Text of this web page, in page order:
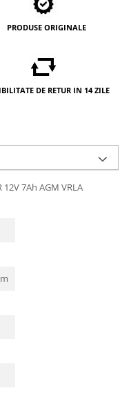
PRODUSE ORIGINALE
DE RETUR IN 14 ZILE
7Ah AGM VRLA